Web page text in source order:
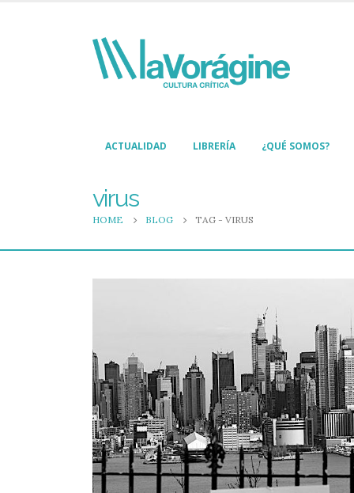
ACTUALIDAD LIBRERÍA ¿QUÉ SOMOS?
virus
HOME BLOG TAG - VIRUS